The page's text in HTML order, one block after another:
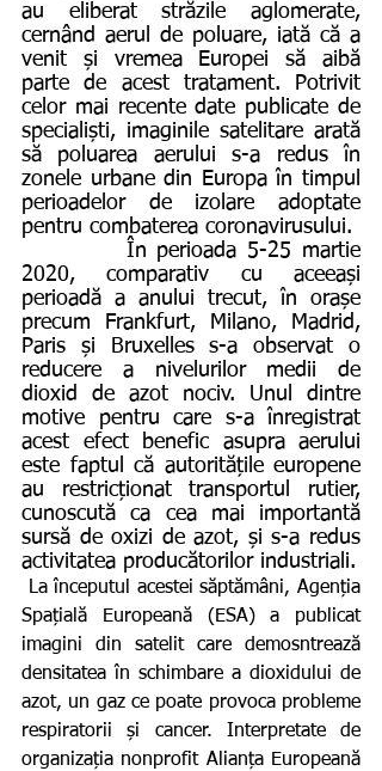
au eliberat străzile aglomerate,
cernând aerul de poluare, iată că a
venit și vremea Europei să aibă
parte de acest tratament. Potrivit
celor mai recente date publicate de
specialiști, imaginile satelitare arată
să poluarea aerului s-a redus în
zonele urbane din Europa în timpul
perioadelor de izolare adoptate
pentru combaterea coronavirusului.
2020, comparativ cu aceeași
perioadă a anului trecut, în orașe
precum Frankfurt, Milano, Madrid,
Paris și Bruxelles s-a observat o
reducere a nivelurilor medii de
dioxid de azot nociv. Unul dintre
motive pentru care s-a înregistrat
acest efect benefic asupra aerului
este faptul că autoritățile europene
au restricționat transportul rutier,
cunoscută ca cea mai importantă
sursă de oxizi de azot, și s-a redus
activitatea producătorilor industriali.
Spațială Europeană (ESA) a publicat
imagini din satelit care demosntrează
densitatea în schimbare a dioxidului de
azot, un gaz ce poate provoca probleme
respiratorii și cancer. Interpretate de
organizația nonprofit Alianța Europeană